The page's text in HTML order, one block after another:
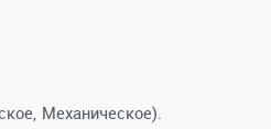
Механическое).